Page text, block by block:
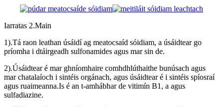
Iarratas 2.Main
1).Tá raon leathan úsáidí ag meatocsaíd sóidiam, a úsáidtear go
príomha i dtáirgeadh sulfonamides agus mar sin de.
2).Úsáidtear é mar ghníomhaire comhdhlúthaithe bunúsach agus
mar chatalaíoch i sintéis orgánach, agus úsáidtear é i sintéis spíosraí
agus ruaimeanna.Is é an t-amhábhar de vitimín B1, a agus
sulfadiazine.